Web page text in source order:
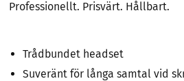
Professionellt. Prisvärt. Hållbart.
Trådbundet headset
Suveränt för långa samtal vid